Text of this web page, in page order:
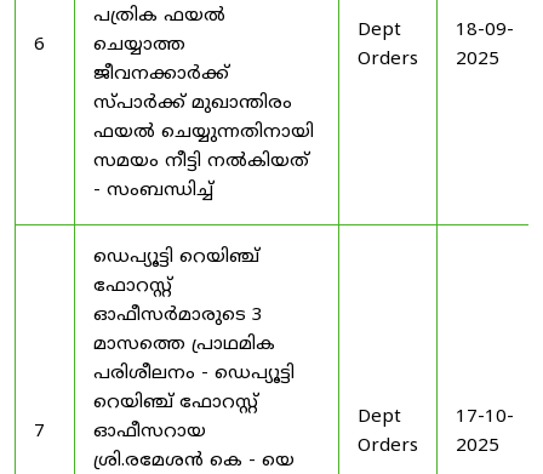
6
പത്രിക ഫയൽ
ചെയ്യാത്ത
ജീവനക്കാർക്ക്
സ്പാർക്ക് മുഖാന്തിരം
ഫയൽ ചെയ്യുന്നതിനായി
സമയം നീട്ടി നൽകിയത്
- സംബന്ധിച്ച്
Dept
Orders
18-09-
2025
7
ഡെപ്യൂട്ടി റെയിഞ്ച്
ഫോറസ്റ്റ്
ഓഫീസർമാരുടെ 3
മാസത്തെ പ്രാഥമിക
പരിശീലനം - ഡെപ്യൂട്ടി
റെയിഞ്ച് ഫോറസ്റ്റ്
ഓഫീസറായ
ശ്രി.രമേശൻ കെ - യെ
Dept
Orders
17-10-
2025